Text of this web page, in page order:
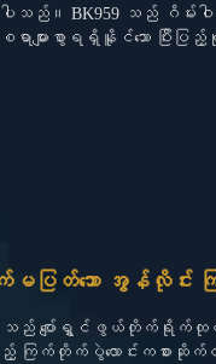
ာင်ပါသည်။ BK959 သည် ဂိမ်
စရာများစွာရရှိနိူင်သော ပြီးပြ
ပြတ်သော အွန်လိုင်း
သည် ပျော်ရွှင်ဖွယ်တိုက်ရိုက်ထု
ည့် ကြက်တိုက်ပွဲလောင်းကစာ